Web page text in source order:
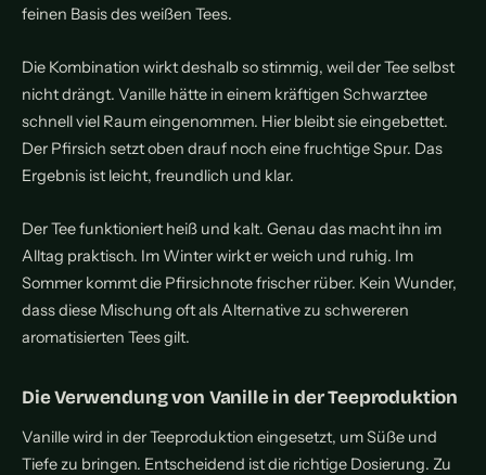
feinen Basis des weißen Tees.
Die Kombination wirkt deshalb so stimmig, weil der Tee selbst
nicht drängt. Vanille hätte in einem kräftigen Schwarztee
schnell viel Raum eingenommen. Hier bleibt sie eingebettet.
Der Pfirsich setzt oben drauf noch eine fruchtige Spur. Das
Ergebnis ist leicht, freundlich und klar.
Der Tee funktioniert heiß und kalt. Genau das macht ihn im
Alltag praktisch. Im Winter wirkt er weich und ruhig. Im
Sommer kommt die Pfirsichnote frischer rüber. Kein Wunder,
dass diese Mischung oft als Alternative zu schwereren
aromatisierten Tees gilt.
Die Verwendung von Vanille in der Teeproduktion
Vanille wird in der Teeproduktion eingesetzt, um Süße und
Tiefe zu bringen. Entscheidend ist die richtige Dosierung. Zu